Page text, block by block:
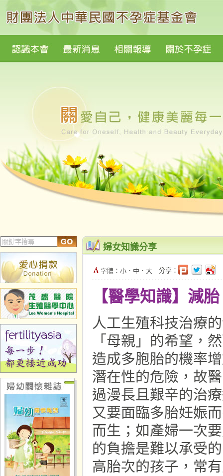
婦女知識分享
字體： 小 ． 中 ． 大 分享：
【醫學知識】減
人工生殖科技治療
「母親」的希望，
造成多胞胎的機率
潛在性的危險，故
過漫長且艱辛的治
又要面臨多胎妊娠
而生；如產婦一次
的負擔是難以承受
高胎次的孩子，常